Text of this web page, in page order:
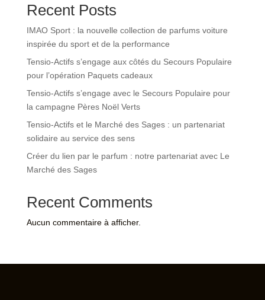
Recent Posts
IMAO Sport : la nouvelle collection de parfums voiture
inspirée du sport et de la performance
Tensio-Actifs s’engage aux côtés du Secours Populaire
pour l’opération Paquets cadeaux
Tensio-Actifs s’engage avec le Secours Populaire pour
la campagne Pères Noël Verts
Tensio-Actifs et le Marché des Sages : un partenariat
solidaire au service des sens
Créer du lien par le parfum : notre partenariat avec Le
Marché des Sages
Recent Comments
Aucun commentaire à afficher.